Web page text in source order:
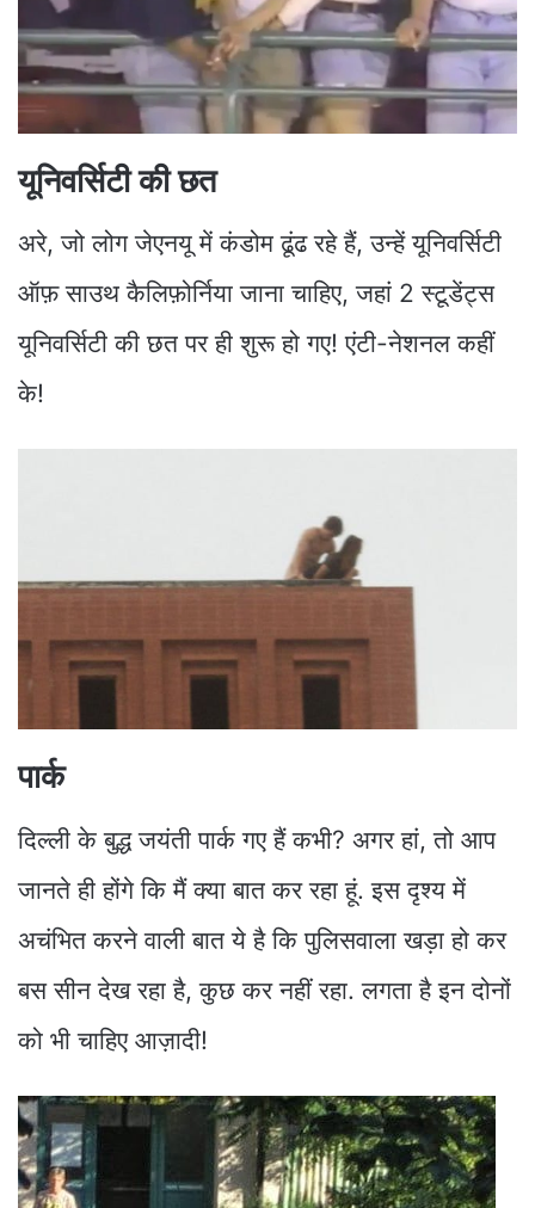
यूनिवर्सिटी की छत
अरे, जो लोग जेएनयू में कंडोम ढूंढ रहे हैं, उन्हें यूनिवर्सिटी
ऑफ़ साउथ कैलिफ़ोर्निया जाना चाहिए, जहां 2 स्टूडेंट्स
यूनिवर्सिटी की छत पर ही शुरू हो गए! एंटी-नेशनल कहीं
के!
पार्क
दिल्ली के बुद्ध जयंती पार्क गए हैं कभी? अगर हां, तो आप
जानते ही होंगे कि मैं क्या बात कर रहा हूं. इस दृश्य में
अचंभित करने वाली बात ये है कि पुलिसवाला खड़ा हो कर
बस सीन देख रहा है, कुछ कर नहीं रहा. लगता है इन दोनों
को भी चाहिए आज़ादी!